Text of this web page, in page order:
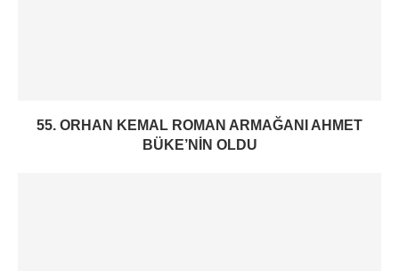
55. ORHAN KEMAL ROMAN ARMAĞANI AHMET
BÜKE’NIN OLDU